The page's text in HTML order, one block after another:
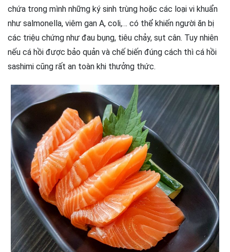
chứa trong mình những ký sinh trùng hoặc các loại vi khuẩn
như salmonella, viêm gan A, coli,… có thể khiến người ăn bị
các triệu chứng như đau bụng, tiêu chảy, sụt cân. Tuy nhiên
nếu cá hồi được bảo quản và chế biến đúng cách thì cá hồi
sashimi cũng rất an toàn khi thưởng thức.